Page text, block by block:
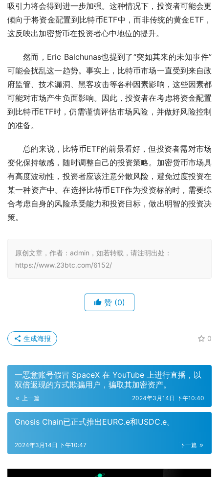
吸引力将会得到进一步加强。这种情况下，投资者可能会更
倾向于将资金配置到比特币ETF中，而非传统的黄金ETF，
这反映出加密货币在投资者心中地位的提升。
然而，Eric Balchunas也提到了“突如其来的未知事件”
可能会扰乱这一趋势。事实上，比特币市场一直受到来自政
府监管、技术漏洞、黑客攻击等各种因素影响，这些因素都
可能对市场产生负面影响。因此，投资者在考虑将资金配置
到比特币ETF时，仍需谨慎评估市场风险，并做好风险控制
的准备。
总的来说，比特币ETF的前景看好，但投资者需对市场
变化保持敏感，随时调整自己的投资策略。加密货币市场具
有高度波动性，投资者应该注意分散风险，避免过度投资在
某一种资产中。在选择比特币ETF作为投资标的时，需要综
合考虑自身的风险承受能力和投资目标，做出明智的投资决
策。
原创文章，作者：admin，如若转载，请注明出处：
https://www.23btc.com/6152/
赞 (0)
0
生成海报
一恶意账号假冒 SpaceX 在 YouTube 上进行直播，以
双倍返现的方式欺骗用户，骗取其加密资产。
上一篇 2024年3月14日 下午10:40
Gnosis Chain已正式推出EURC.e和USDC.e。
下一篇
2024年3月14日 下午10:47